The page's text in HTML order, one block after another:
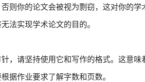
则你的论文会被视为剽窃，这对你的
法实现学术论文的目的。
，请坚持使用它和写作的格式。这意
据作业要求了解字数和页数。